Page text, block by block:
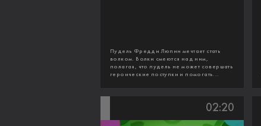
Пудель Фредди Люпин мечтает стать
волком. Волки смеются над ним,
полагая, что пудель не может совершать
героические поступки и помогать...
02:20